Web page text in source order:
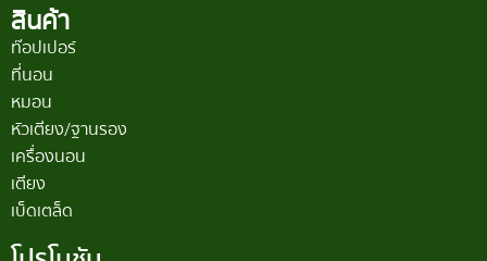
สินค้า
ท๊อปเปอร์
ที่นอน
หมอน
หัวเตียง/ฐานรอง
เครื่องนอน
เตียง
เบ็ดเตล็ด